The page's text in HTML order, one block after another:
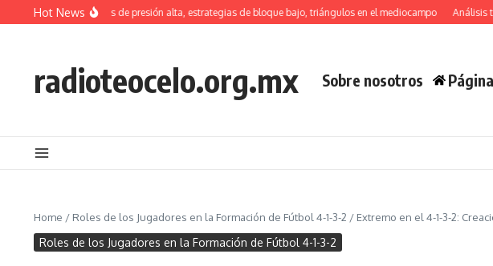
Skip to content
Hot News
4-1-3-2: tácticas de presión alta, estrategias de bloque bajo, triángulos en el mediocampo Análisis
radioteocelo.org.mx Sobre nosotros
Home / Roles de los Jugadores en la Formación de Fútbol 4-1-3-2 / Extremo en el 4-1-3-2:
Roles de los Jugadores en la Formación de Fútbol 4-1-3-2